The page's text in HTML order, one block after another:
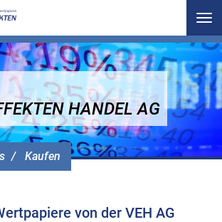
Kaufen
HANDEL AG
von der VEH AG